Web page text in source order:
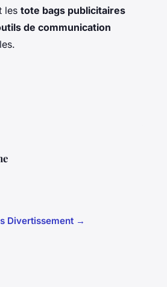
les tote bags publicitaires
de communication
Divertissement →